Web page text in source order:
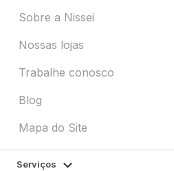
Sobre a Nissei
Nossas lojas
Trabalhe conosco
Blog
Mapa do Site
Serviços